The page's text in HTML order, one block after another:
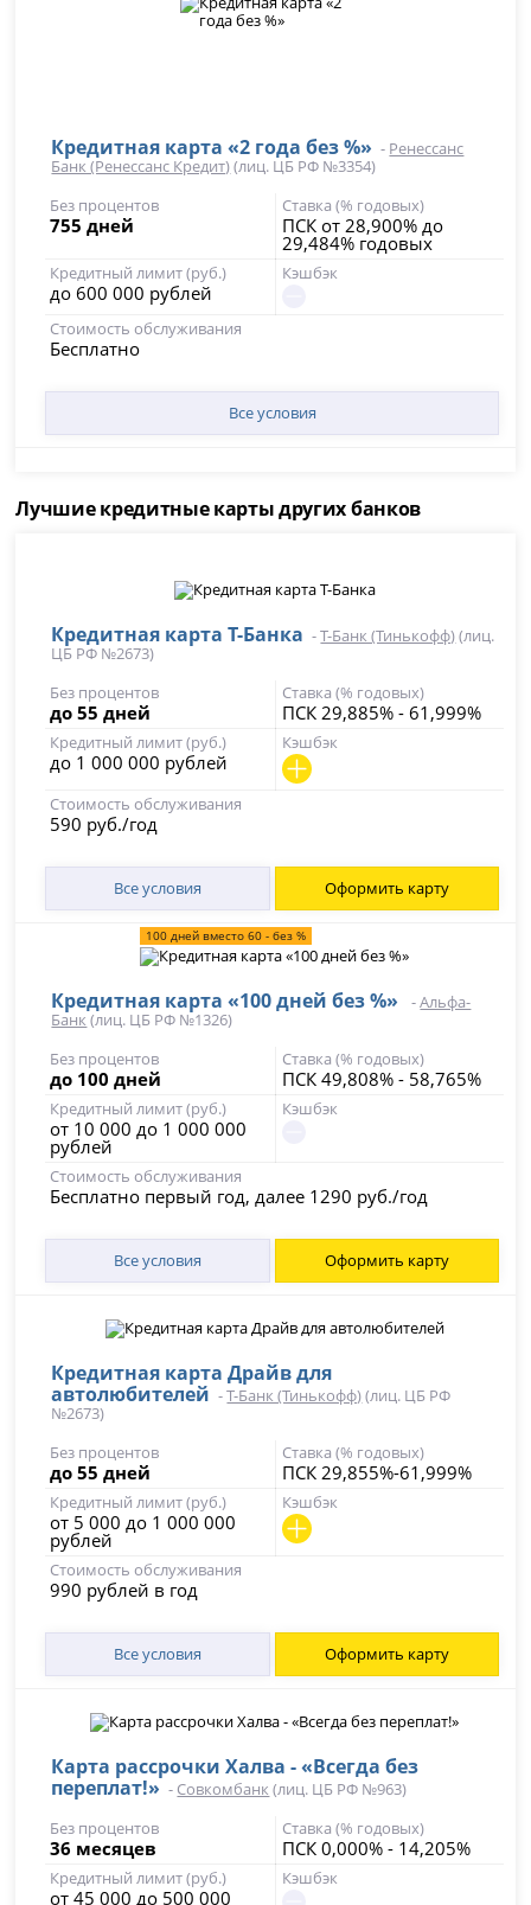
Кредитная карта «2 года без %» - Ренессанс
Банк (Ренессанс Кредит)(лиц. ЦБ РФ №3354)
Без процентов
755 дней
Ставка (% годовых)
ПСК от 28,900% до
29,484% годовых
Кредитный лимит (руб.)
до 600 000 рублей
Кэшбэк
Стоимость обслуживания
Бесплатно
Все условия
Лучшие кредитные карты других банков
Кредитная карта Т-Банка -Т-Банк (Тинькофф)(лиц.
ЦБ РФ №2673)
Без процентов
до 55 дней
Ставка (% годовых)
ПСК 29,885% - 61,999%
Кредитный лимит (руб.)
до 1 000 000 рублей
Кэшбэк
Стоимость обслуживания
590 руб./год
Все условия Оформить карту
100 дней вместо 60 - без %
Кредитная карта «100 дней без %» -Альфа-
Банк (лиц. ЦБ РФ №1326)
Без процентов
до 100 дней
Ставка (% годовых)
ПСК 49,808% - 58,765%
Кредитный лимит (руб.)
от 10 000 до 1 000 000
рублей
Кэшбэк
Стоимость обслуживания
Бесплатно первый год, далее 1290 руб./год
Все условия Оформить карту
Кредитная карта Драйв для
автолюбителей -Т-Банк (Тинькофф)(лиц. ЦБ РФ
№2673)
Без процентов
до 55 дней
Ставка (% годовых)
ПСК 29,855%-61,999%
Кредитный лимит (руб.)
от 5 000 до 1 000 000
рублей
Кэшбэк
Стоимость обслуживания
990 рублей в год
Все условия Оформить карту
Карта рассрочки Халва - «Всегда без
переплат!» - Совкомбанк (лиц. ЦБ РФ №963)
Без процентов
36 месяцев
Ставка (% годовых)
ПСК 0,000% - 14,205%
Кредитный лимит (руб.)
от 45 000 до 500 000
Кэшбэк